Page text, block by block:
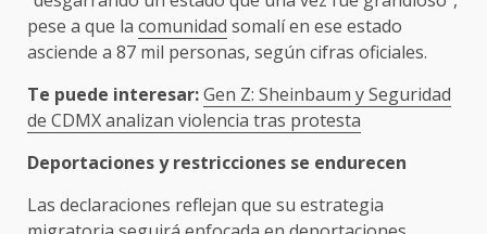
pese a que la comunidad somalí en ese estado
asciende a 87 mil personas, según cifras oficiales.
Te puede interesar:Gen Z: Sheinbaum y Seguridad
de CDMX analizan violencia tras protesta
Deportaciones y restricciones se endurecen
Las declaraciones reflejan que su estrategia